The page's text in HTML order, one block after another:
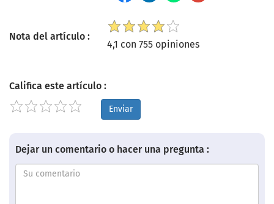
Nota del artículo :
4,1 con 755 opiniones
Califica este artículo :
Enviar
Dejar un comentario o hacer una pregunta :